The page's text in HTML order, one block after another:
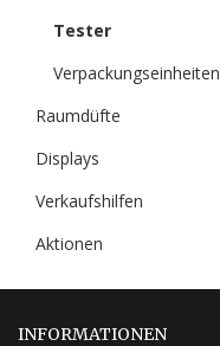
Tester
Verpackungseinheiten
Raumdüfte
Displays
Verkaufshilfen
Aktionen
INFORMATIONEN